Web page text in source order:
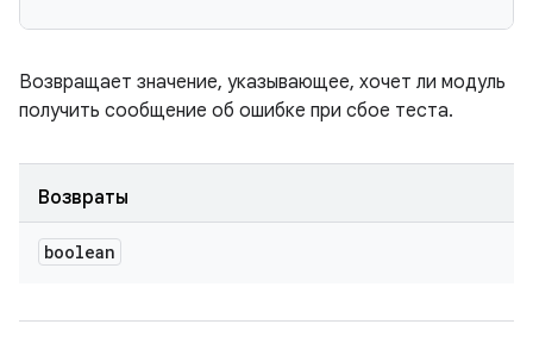
Возвращает значение, указывающее, хочет ли модуль
получить сообщение об ошибке при сбое теста.
Возвраты
boolean